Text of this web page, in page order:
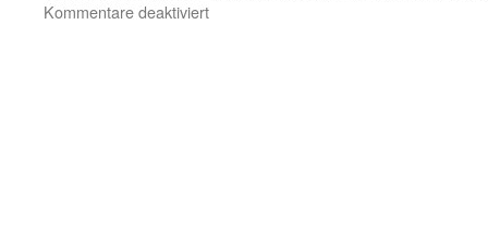
Kommentare deaktiviertfür